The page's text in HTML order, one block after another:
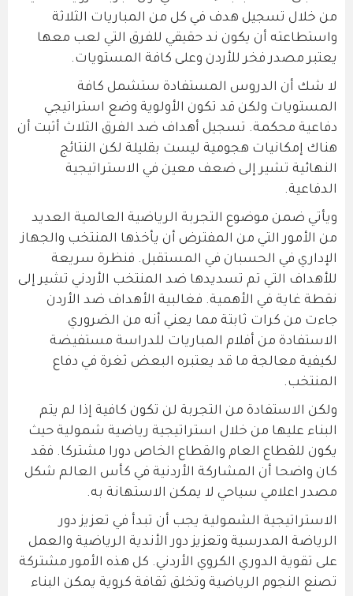
من خلال تسجيل هدف في كل من المباريات الثلاثة
واستطاعته أن يكون ند حقيقي للفرق التي لعب معها
يعتبر مصدر فخر للأردن وعلى كافة المستويات.
لا شك أن الدروس المستفادة ستشمل كافة
المستويات ولكن قد تكون الأولوية وضع استراتيجي
دفاعية محكمة. تسجيل أهداف ضد الفرق الثلاث أثبت أن
هناك إمكانيات هجومية ليست بقليلة لكن النتائج
النهائية تشير إلى ضعف معين في الاستراتيجية
الدفاعية.
ويأتي ضمن موضوع التجربة الرياضية العالمية العديد
من الأمور التي من المفترض أن يأخذها المنتخب والجهاز
الإداري في الحسبان في المستقبل. فنظرة سريعة
للأهداف التي تم تسديدها ضد المنتخب الأردني تشير إلى
نقطة غاية في الأهمية. فغالبية الأهداف ضد الأردن
جاءت من كرات ثابتة مما يعني أنه من الضروري
الاستفادة من أفلام المباريات للدراسة مستفيضة
لكيفية معالجة ما قد يعتبره البعض ثغرة في دفاع
المنتخب.
ولكن الاستفادة من التجربة لن تكون كافية إذا لم يتم
البناء عليها من خلال استراتيجية رياضية شمولية حيث
يكون للقطاع العام والقطاع الخاص دورا مشتركا. فقد
كان واضحا أن المشاركة الأردنية في كأس العالم شكل
مصدر اعلامي سياحي لا يمكن الاستهانة به.
الاستراتيجية الشمولية يجب أن تبدأ في تعزيز دور
الرياضة المدرسية وتعزيز دور الأندية الرياضية والعمل
على تقوية الدوري الكروي الأردني. كل هذه الأمور مشتركة
تصنع النجوم الرياضية وتخلق ثقافة كروية يمكن البناء